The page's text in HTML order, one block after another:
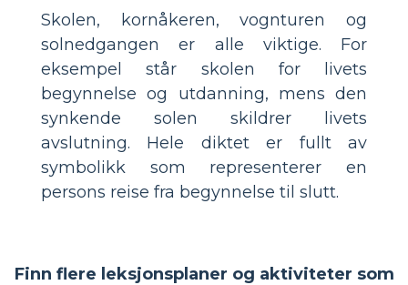
Skolen, kornåkeren, vognturen og
solnedgangen er alle viktige. For
eksempel står skolen for livets
begynnelse og utdanning, mens den
synkende solen skildrer livets
avslutning. Hele diktet er fullt av
symbolikk som representerer en
persons reise fra begynnelse til slutt.
Finn flere leksjonsplaner og aktiviteter som